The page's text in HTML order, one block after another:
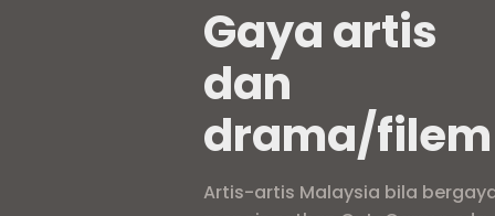
Gaya artis
dan
drama/filem
Artis-artis Malaysia bila